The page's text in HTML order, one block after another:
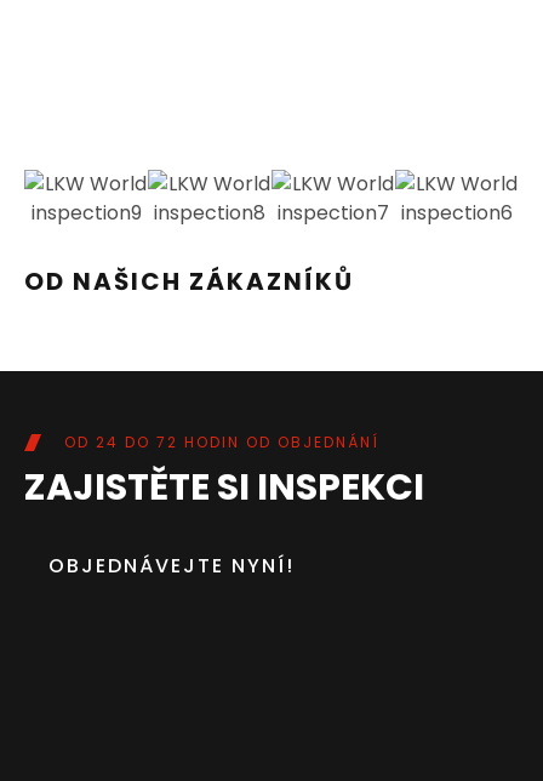
OD NAŠICH ZÁKAZNÍKŮ
OD 24 DO 72 HODIN OD OBJEDNÁNÍ
ZAJISTĚTE SI INSPEKCI
OBJEDNÁVEJTE NYNÍ!